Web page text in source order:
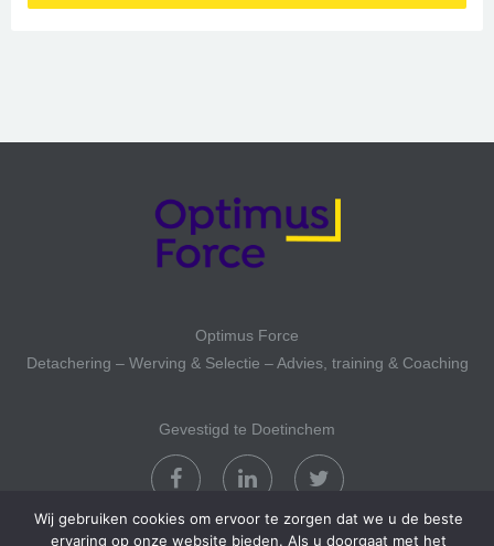
Optimus Force
Detachering – Werving & Selectie – Advies, training & Coaching
Gevestigd te Doetinchem
Wij gebruiken cookies om ervoor te zorgen dat we u de beste
ervaring op onze website bieden. Als u doorgaat met het